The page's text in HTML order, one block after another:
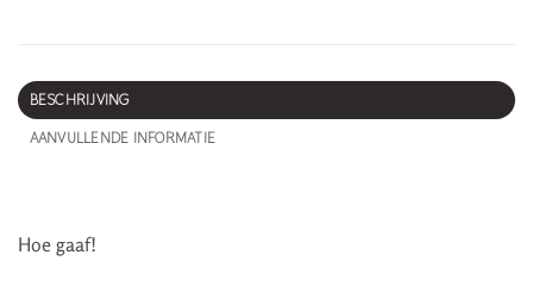
BESCHRIJVING
AANVULLENDE INFORMATIE
Hoe gaaf!